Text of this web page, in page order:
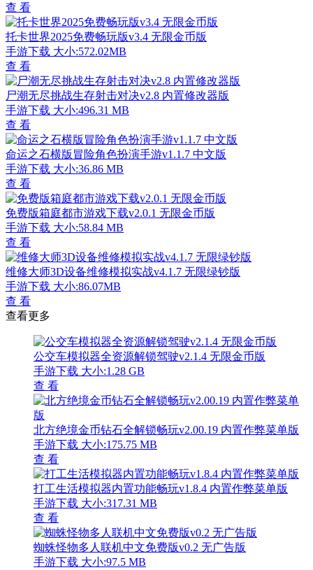
查 看
托卡世界2025免费畅玩版v3.4 无限金币版
手游下载 大小:572.02MB
查 看
尸潮无尽挑战生存射击对决v2.8 内置修改器版
手游下载 大小:496.31 MB
查 看
命运之石横版冒险角色扮演手游v1.1.7 中文版
手游下载 大小:36.86 MB
查 看
免费版箱庭都市游戏下载v2.0.1 无限金币版
手游下载 大小:58.84 MB
查 看
维修大师3D设备维修模拟实战v4.1.7 无限绿钞版
手游下载 大小:86.07MB
查 看
查看更多
公交车模拟器全资源解锁驾驶v2.1.4 无限金币版
手游下载 大小:1.28 GB
查 看
北方绝境金币钻石全解锁畅玩v2.00.19 内置作弊菜单版
手游下载 大小:175.75 MB
查 看
打工生活模拟器内置功能畅玩v1.8.4 内置作弊菜单版
手游下载 大小:317.31 MB
查 看
蜘蛛怪物多人联机中文免费版v0.2 无广告版
手游下载 大小:97.5 MB